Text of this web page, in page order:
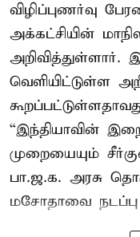
விழிப்புணர்வு
அக்கட்சியின்
வெளியிட்டுள்ள
“இந்தியாவின்
முறையையும்
பா.ஜ.க. அரசு
மசோதாவை